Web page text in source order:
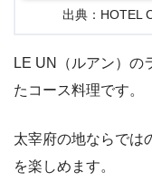
出典：HOTEL
LE UN（ルアン）の
たコース料理です。
太宰府の地ならでは
を楽しめます。